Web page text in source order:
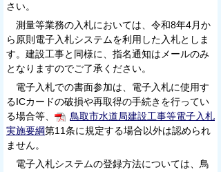
さい。
測量等業務の入札においては、令和8年4月か
ら原則電子入札システムを利用した入札としま
す。建設工事と同様に、指名通知はメールのみ
となりますのでご了承ください。
電子入札での書面参加は、電子入札に使用す
るICカードの破損や再取得の手続きを行ってい
る場合等、
鳥取市水道局建設工事等電子入札
実施要綱第11条に規定する場合以外は認められ
ません。
電子入札システムの登録方法については、鳥